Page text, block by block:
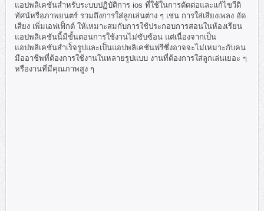
แอปพลิเคชันสำหรับระบบปฏิบัติการ ios ที่ใช้ในการตัดต่อและแก้ไขวีดิ
ทัศน์หรือภาพยนตร์ รวมถึงการใส่ลูกเล่นต่าง ๆ เช่น การใส่เสียงเพลง อัด
เสียง เพิ่มเอฟเฟ็กต์ ให้เหมาะสมกับการใช้ประกอบการสอนในห้องเรียน
แอปพลิเคชันนี้มีขั้นตอนการใช้งานไม่ซับซ้อน แต่เนื่องจากเป็น
แอปพลิเคชันสำเร็จรูปและเป็นแอปพลิเคชันฟรีซึ่งอาจจะไม่เหมาะกับคน
มืออาชีพที่ต้องการใช้งานในหลายรูปแบบ งานที่ต้องการใส่ลูกเล่นเยอะ ๆ
หรืองานที่มีคุณภาพสูง ๆ